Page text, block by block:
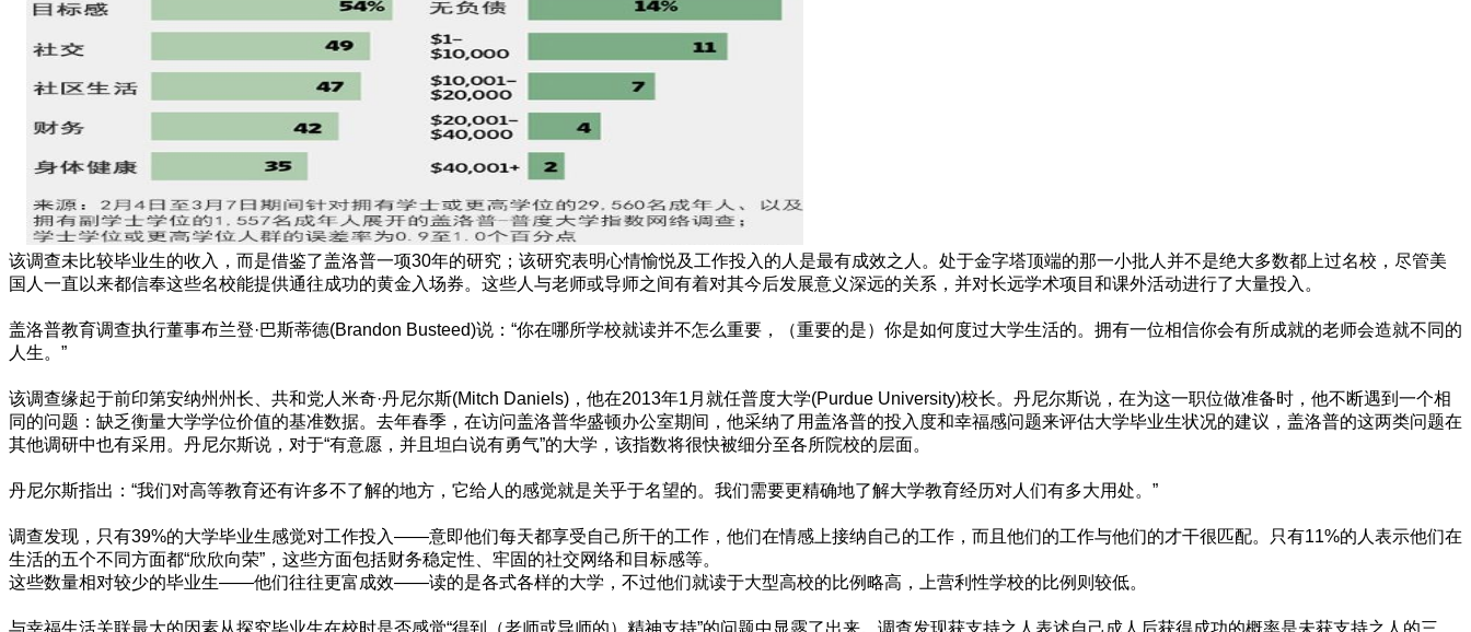
该调查未比较毕业生的收入，而是借鉴了盖洛普一项30年的研究；该研究表明心情愉悦及工作投入的人是最有成效之人。处于金字塔顶端的那一小批人并不是绝大多数都上过名校，尽管美
国人一直以来都信奉这些名校能提供通往成功的黄金入场券。这些人与老师或导师之间有着对其今后发展意义深远的关系，并对长远学术项目和课外活动进行了大量投入。
盖洛普教育调查执行董事布兰登·巴斯蒂德(Brandon Busteed)说：“你在哪所学校就读并不怎么重要，（重要的是）你是如何度过大学生活的。拥有一位相信你会有所成就的老师会造就不同的
人生。”
该调查缘起于前印第安纳州州长、共和党人米奇·丹尼尔斯(Mitch Daniels)，他在2013年1月就任普度大学(Purdue University)校长。丹尼尔斯说，在为这一职位做准备时，他不断遇到一个相
同的问题：缺乏衡量大学学位价值的基准数据。去年春季，在访问盖洛普华盛顿办公室期间，他采纳了用盖洛普的投入度和幸福感问题来评估大学毕业生状况的建议，盖洛普的这两类问题在
其他调研中也有采用。丹尼尔斯说，对于“有意愿，并且坦白说有勇气”的大学，该指数将很快被细分至各所院校的层面。
丹尼尔斯指出：“我们对高等教育还有许多不了解的地方，它给人的感觉就是关乎于名望的。我们需要更精确地了解大学教育经历对人们有多大用处。”
调查发现，只有39%的大学毕业生感觉对工作投入——意即他们每天都享受自己所干的工作，他们在情感上接纳自己的工作，而且他们的工作与他们的才干很匹配。只有11%的人表示他们在
生活的五个不同方面都“欣欣向荣”，这些方面包括财务稳定性、牢固的社交网络和目标感等。
这些数量相对较少的毕业生——他们往往更富成效——读的是各式各样的大学，不过他们就读于大型高校的比例略高，上营利性学校的比例则较低。